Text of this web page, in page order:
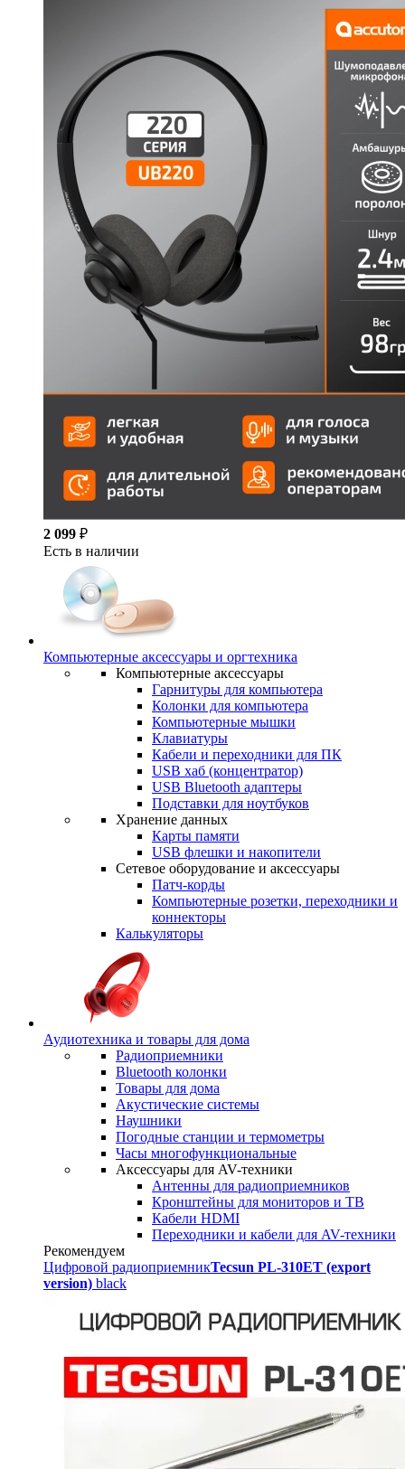
2 099 ₽
Есть в наличии
Компьютерные аксессуары и оргтехника
Компьютерные аксессуары
Гарнитуры для компьютера
Колонки для компьютера
Компьютерные мышки
Клавиатуры
Кабели и переходники для ПК
USB хаб (концентратор)
USB Bluetooth адаптеры
Подставки для ноутбуков
Хранение данных
Карты памяти
USB флешки и накопители
Сетевое оборудование и аксессуары
Патч-корды
Компьютерные розетки, переходники и
коннекторы
Калькуляторы
Аудиотехника и товары для дома
Радиоприемники
Bluetooth колонки
Товары для дома
Акустические системы
Наушники
Погодные станции и термометры
Часы многофункциональные
Аксессуары для AV-техники
Антенны для радиоприемников
Кронштейны для мониторов и ТВ
Кабели HDMI
Переходники и кабели для AV-техники
Рекомендуем
Цифровой радиоприемникTecsun PL-310ET (export
version) black